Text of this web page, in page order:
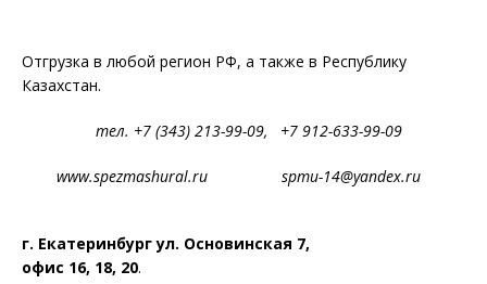
Отгрузка в любой регион РФ, а также в Республику
Казахстан.
тел. +7 (343) 213-99-09, +7 912-633-99-09
www.spezmashural.ru spmu-14@yandex.ru
г. Екатеринбург ул. Основинская 7,
офис 16, 18, 20.